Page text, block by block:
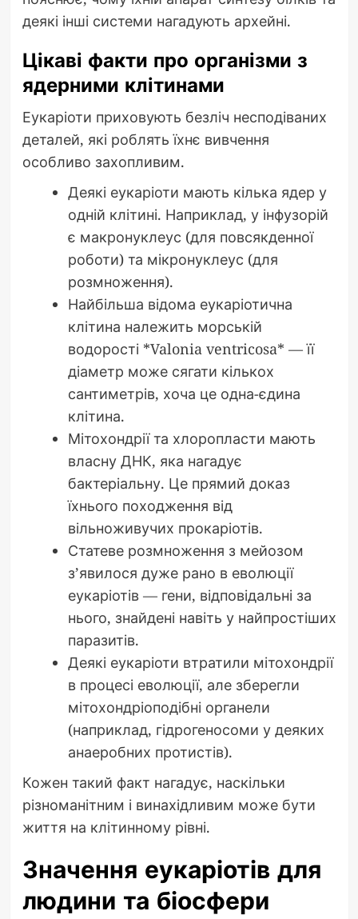
деякі інші системи нагадують архейні.
Цікаві факти про організми з
ядерними клітинами
Еукаріоти приховують безліч несподіваних
деталей, які роблять їхнє вивчення
особливо захопливим.
Деякі еукаріоти мають кілька ядер у
одній клітині. Наприклад, у інфузорій
є макронуклеус (для повсякденної
роботи) та мікронуклеус (для
розмноження).
Найбільша відома еукаріотична
клітина належить морській
водорості *Valonia ventricosa* — її
діаметр може сягати кількох
сантиметрів, хоча це одна-єдина
клітина.
Мітохондрії та хлоропласти мають
власну ДНК, яка нагадує
бактеріальну. Це прямий доказ
їхнього походження від
вільноживучих прокаріотів.
Статеве розмноження з мейозом
з’явилося дуже рано в еволюції
еукаріотів — гени, відповідальні за
нього, знайдені навіть у найпростіших
паразитів.
Деякі еукаріоти втратили мітохондрії
в процесі еволюції, але зберегли
мітохондріоподібні органели
(наприклад, гідрогеносоми у деяких
анаеробних протистів).
Кожен такий факт нагадує, наскільки
різноманітним і винахідливим може бути
життя на клітинному рівні.
Значення еукаріотів для
людини та біосфери